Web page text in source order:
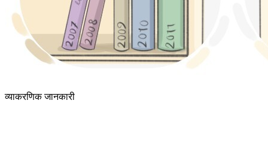
व्याकरणिक जानकारी